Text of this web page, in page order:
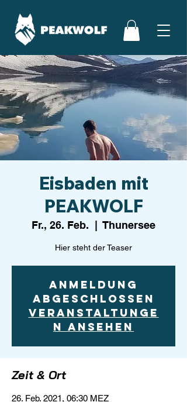
Eisbaden mit
PEAKWOLF
Fr., 26. Feb.
  |
Thunersee
Hier steht der Teaser
Anmeldung
abgeschlossen
Veranstaltunge
n ansehen
Zeit & Ort
26. Feb. 2021, 06:30 MEZ